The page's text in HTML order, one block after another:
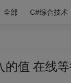
全部 C#综合技术
的值 在线